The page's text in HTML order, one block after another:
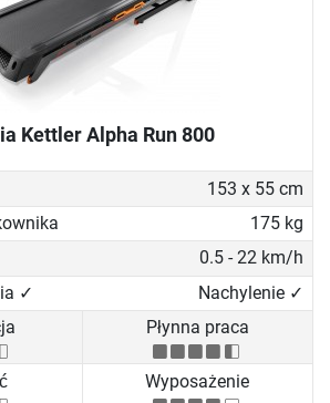
Kettler Alpha Run 800
153 x 55 cm
175 kg
0.5 - 22 km/h
✓
Nachylenie ✓
Płynna praca
Wyposażenie